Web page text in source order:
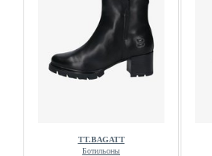
TT.BAGATT
Ботильоны